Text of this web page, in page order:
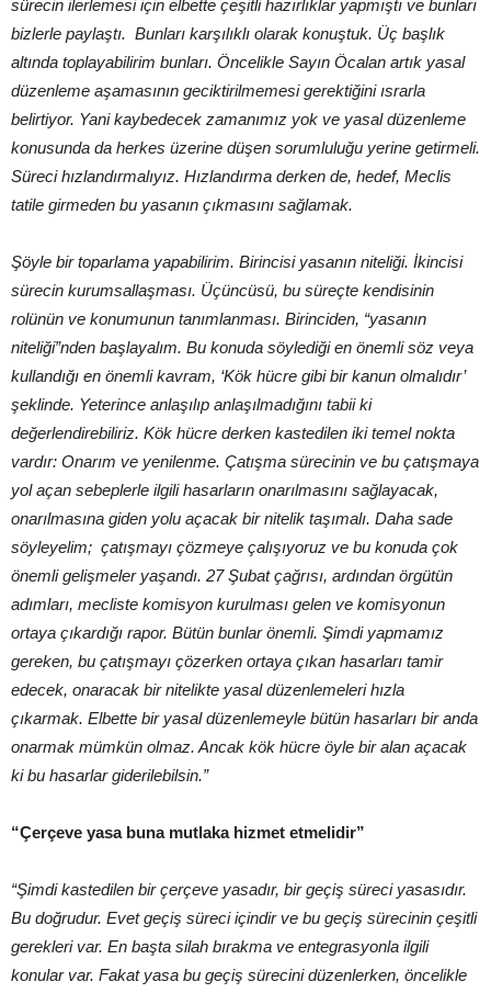
sürecin ilerlemesi için elbette çeşitli hazırlıklar yapmıştı ve bunları
bizlerle paylaştı. Bunları karşılıklı olarak konuştuk. Üç başlık
altında toplayabilirim bunları. Öncelikle Sayın Öcalan artık yasal
düzenleme aşamasının geciktirilmemesi gerektiğini ısrarla
belirtiyor. Yani kaybedecek zamanımız yok ve yasal düzenleme
konusunda da herkes üzerine düşen sorumluluğu yerine getirmeli.
Süreci hızlandırmalıyız. Hızlandırma derken de, hedef, Meclis
tatile girmeden bu yasanın çıkmasını sağlamak.
Şöyle bir toparlama yapabilirim. Birincisi yasanın niteliği. İkincisi
sürecin kurumsallaşması. Üçüncüsü, bu süreçte kendisinin
rolünün ve konumunun tanımlanması. Birinciden, “yasanın
niteliği”nden başlayalım. Bu konuda söylediği en önemli söz veya
kullandığı en önemli kavram, ‘Kök hücre gibi bir kanun olmalıdır’
şeklinde. Yeterince anlaşılıp anlaşılmadığını tabii ki
değerlendirebiliriz. Kök hücre derken kastedilen iki temel nokta
vardır: Onarım ve yenilenme. Çatışma sürecinin ve bu çatışmaya
yol açan sebeplerle ilgili hasarların onarılmasını sağlayacak,
onarılmasına giden yolu açacak bir nitelik taşımalı. Daha sade
söyleyelim; çatışmayı çözmeye çalışıyoruz ve bu konuda çok
önemli gelişmeler yaşandı. 27 Şubat çağrısı, ardından örgütün
adımları, mecliste komisyon kurulması gelen ve komisyonun
ortaya çıkardığı rapor. Bütün bunlar önemli. Şimdi yapmamız
gereken, bu çatışmayı çözerken ortaya çıkan hasarları tamir
edecek, onaracak bir nitelikte yasal düzenlemeleri hızla
çıkarmak. Elbette bir yasal düzenlemeyle bütün hasarları bir anda
onarmak mümkün olmaz. Ancak kök hücre öyle bir alan açacak
ki bu hasarlar giderilebilsin.”
“Çerçeve yasa buna mutlaka hizmet etmelidir”
“Şimdi kastedilen bir çerçeve yasadır, bir geçiş süreci yasasıdır.
Bu doğrudur. Evet geçiş süreci içindir ve bu geçiş sürecinin çeşitli
gerekleri var. En başta silah bırakma ve entegrasyonla ilgili
konular var. Fakat yasa bu geçiş sürecini düzenlerken, öncelikle